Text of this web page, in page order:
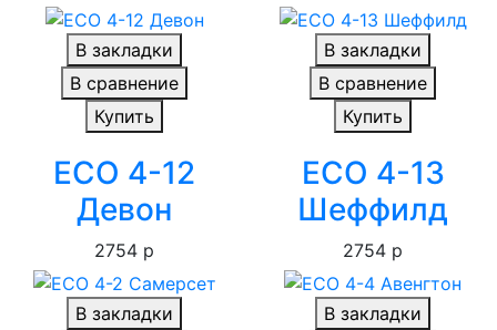
В закладки
В сравнение
Купить
ECO 4-12
Девон
2754 р
В закладки
В сравнение
Купить
ECO 4-13
Шеффилд
2754 р
В закладки
В закладки